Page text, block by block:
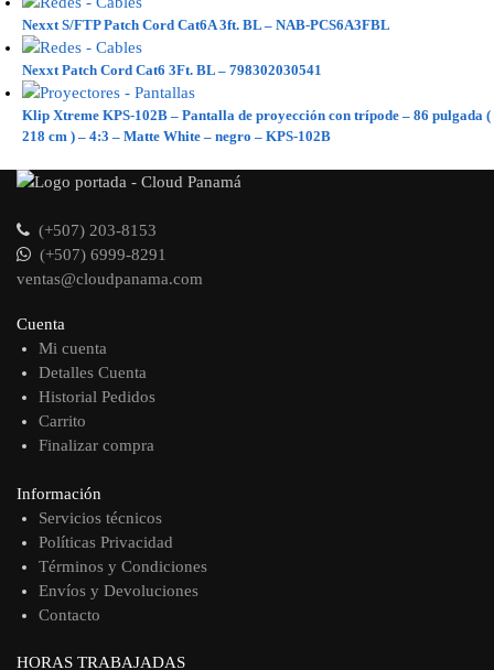
Nexxt S/FTP Patch Cord Cat6A 3ft. BL – NAB-PCS6A3FBL
Nexxt Patch Cord Cat6 3Ft. BL – 798302030541
Klip Xtreme KPS-102B – Pantalla de proyección con trípode – 86 pulgada (
218 cm ) – 4:3 – Matte White – negro – KPS-102B
(+507) 203-8153
(+507) 6999-8291
ventas@cloudpanama.com
Cuenta
Mi cuenta
Detalles Cuenta
Historial Pedidos
Carrito
Finalizar compra
Información
Servicios técnicos
Políticas Privacidad
Términos y Condiciones
Envíos y Devoluciones
Contacto
HORAS TRABAJADAS